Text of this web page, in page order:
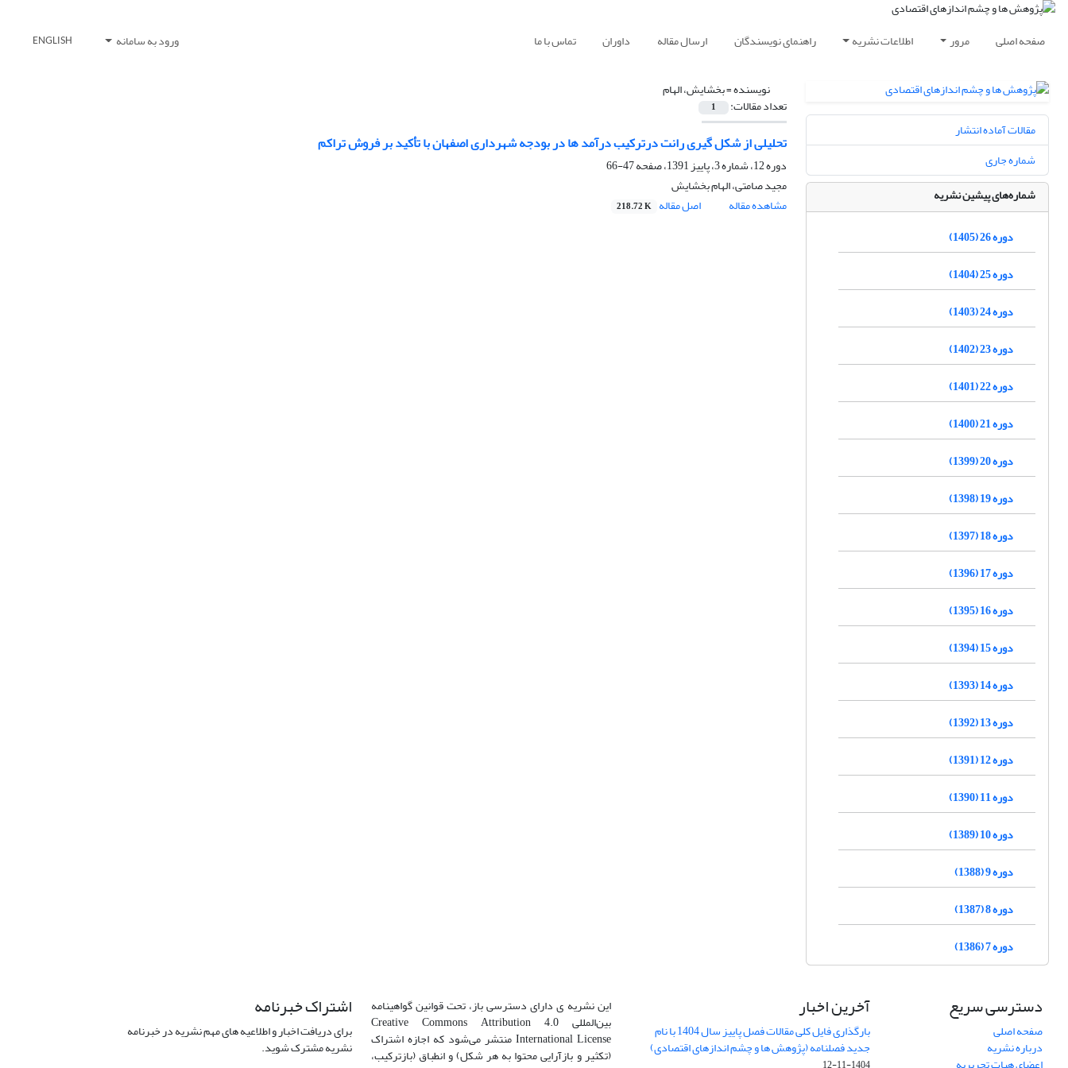
صفحه اصلی مرور اطلاعات نشریه راهنمای نویسندگان ارسال مقاله داوران تماس با ما ورود به سامانه ENGLISH
نویسنده =بخشایش، الهام
تعداد مقالات: 1
تحلیلی از شکل گیری رانت درترکیب درآمد ها در بودجه شهرداری اصفهان با تأکید بر فروش تراکم
دوره 12، شماره 3، پاییز 1391، صفحه
47-66
مجید صامتی، الهام بخشایش
مشاهده مقاله
اصل مقاله 218.72 K
مقالات آماده انتشار
شماره جاری
شماره‌های پیشین نشریه
دوره 26 (1405)
دوره 25 (1404)
دوره 24 (1403)
دوره 23 (1402)
دوره 22 (1401)
دوره 21 (1400)
دوره 20 (1399)
دوره 19 (1398)
دوره 18 (1397)
دوره 17 (1396)
دوره 16 (1395)
دوره 15 (1394)
دوره 14 (1393)
دوره 13 (1392)
دوره 12 (1391)
دوره 11 (1390)
دوره 10 (1389)
دوره 9 (1388)
دوره 8 (1387)
دوره 7 (1386)
دسترسی سریع
صفحه اصلی
درباره نشریه
آخرین اخبار
بارگذاری فایل کلی مقالات فصل پاییز سال 1404 با نام
جدید فصلنامه (پژوهش ها و چشم اندازهای اقتصادی)
این نشریه ی دارای دسترسی باز، تحت قوانین گواهینامه
بین‌المللی Creative Commons Attribution 4.0
International License منتشر می‌شود که اجازه اشتراک
(تکثیر و بازآرایی محتوا به هر شکل) و انطباق (بازترکیب،
اشتراک خبرنامه
برای دریافت اخبار و اطلاعیه های مهم نشریه در خبرنامه
نشریه مشترک شوید.